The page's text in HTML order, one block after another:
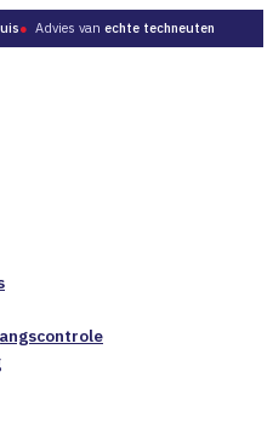
● Advies van echte techneuten